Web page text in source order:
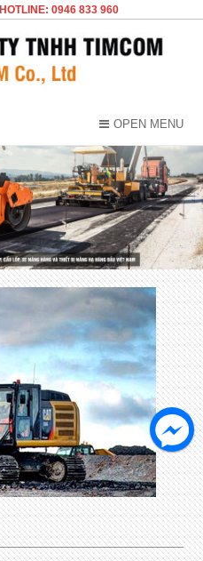
HOTLINE: 0946 833 960
OPEN MENU